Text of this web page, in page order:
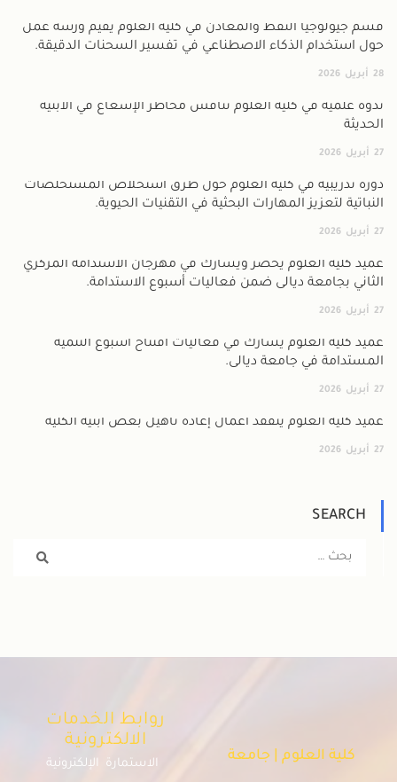
قسم جيولوجيا النفط والمعادن في كلية العلوم يقيم ورشة عمل
حول استخدام الذكاء الاصطناعي في تفسير السحنات الدقيقة.
28 أبريل 2026
ندوة علمية في كلية العلوم تناقش مخاطر الإشعاع في الأبنية
الحديثة
27 أبريل 2026
دورة تدريبية في كلية العلوم حول طرق استخلاص المستخلصات
النباتية لتعزيز المهارات البحثية في التقنيات الحيوية.
27 أبريل 2026
عميد كلية العلوم يحضر ويشارك في مهرجان الاستدامة المركزي
الثاني بجامعة ديالى ضمن فعاليات أسبوع الاستدامة.
27 أبريل 2026
عميد كلية العلوم يشارك في فعاليات افتتاح أسبوع التنمية
المستدامة في جامعة ديالى.
27 أبريل 2026
عميد كلية العلوم يتفقد أعمال إعادة تأهيل بعض أبنية الكلية
27 أبريل 2026
SEARCH
كلية العلوم | جامعة
روابط الخدمات
الالكترونية
الاستمارة الإلكترونية